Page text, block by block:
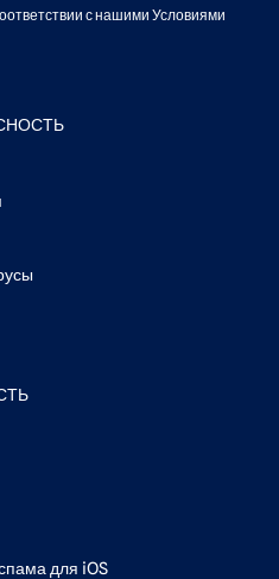
для iOS
с нашими Условиями